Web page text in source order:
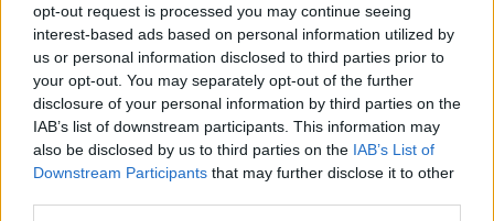
opt-out request is processed you may continue seeing
interest-based ads based on personal information utilized by
us or personal information disclosed to third parties prior to
your opt-out. You may separately opt-out of the further
disclosure of your personal information by third parties on the
IAB’s list of downstream participants. This information may
also be disclosed by us to third parties on the IAB’s List of
Downstream Participants that may further disclose it to other